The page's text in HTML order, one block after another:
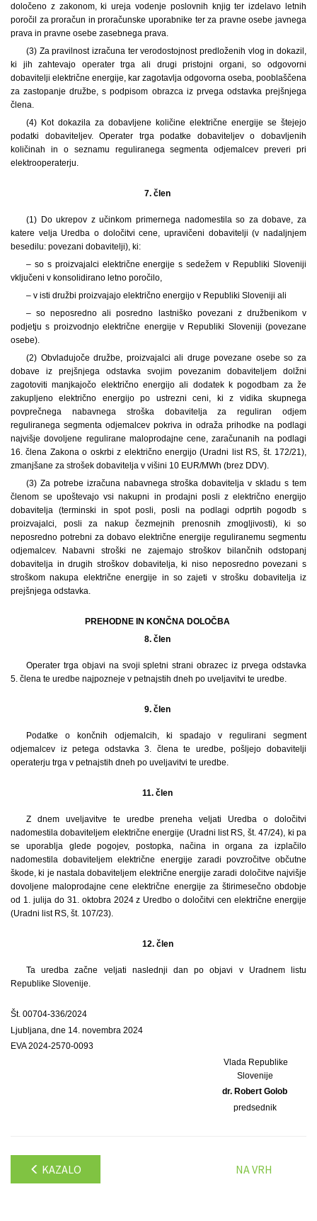
določeno z zakonom, ki ureja vodenje poslovnih knjig ter izdelavo letnih
poročil za proračun in proračunske uporabnike ter za pravne osebe javnega
prava in pravne osebe zasebnega prava.
(3) Za pravilnost izračuna ter verodostojnost predloženih vlog in dokazil,
ki jih zahtevajo operater trga ali drugi pristojni organi, so odgovorni
dobavitelji električne energije, kar zagotavlja odgovorna oseba, pooblaščena
za zastopanje družbe, s podpisom obrazca iz prvega odstavka prejšnjega
člena.
(4) Kot dokazila za dobavljene količine električne energije se štejejo
podatki dobaviteljev. Operater trga podatke dobaviteljev o dobavljenih
količinah in o seznamu reguliranega segmenta odjemalcev preveri pri
elektrooperaterju.
7. člen
(1) Do ukrepov z učinkom primernega nadomestila so za dobave, za
katere velja Uredba o določitvi cene, upravičeni dobavitelji (v nadaljnjem
besedilu: povezani dobavitelji), ki:
– so s proizvajalci električne energije s sedežem v Republiki Sloveniji
vključeni v konsolidirano letno poročilo,
– v isti družbi proizvajajo električno energijo v Republiki Sloveniji ali
– so neposredno ali posredno lastniško povezani z družbenikom v
podjetju s proizvodnjo električne energije v Republiki Sloveniji (povezane
osebe).
(2) Obvladujoče družbe, proizvajalci ali druge povezane osebe so za
dobave iz prejšnjega odstavka svojim povezanim dobaviteljem dolžni
zagotoviti manjkajočo električno energijo ali dodatek k pogodbam za že
zakupljeno električno energijo po ustrezni ceni, ki z vidika skupnega
povprečnega nabavnega stroška dobavitelja za reguliran odjem
reguliranega segmenta odjemalcev pokriva in odraža prihodke na podlagi
najvišje dovoljene regulirane maloprodajne cene, zaračunanih na podlagi
16. člena Zakona o oskrbi z električno energijo (Uradni list RS, št. 172/21),
zmanjšane za strošek dobavitelja v višini 10 EUR/MWh (brez DDV).
(3) Za potrebe izračuna nabavnega stroška dobavitelja v skladu s tem
členom se upoštevajo vsi nakupni in prodajni posli z električno energijo
dobavitelja (terminski in spot posli, posli na podlagi odprtih pogodb s
proizvajalci, posli za nakup čezmejnih prenosnih zmogljivosti), ki so
neposredno potrebni za dobavo električne energije reguliranemu segmentu
odjemalcev. Nabavni stroški ne zajemajo stroškov bilančnih odstopanj
dobavitelja in drugih stroškov dobavitelja, ki niso neposredno povezani s
stroškom nakupa električne energije in so zajeti v strošku dobavitelja iz
prejšnjega odstavka.
PREHODNE IN KONČNA DOLOČBA
8. člen
Operater trga objavi na svoji spletni strani obrazec iz prvega odstavka
5. člena te uredbe najpozneje v petnajstih dneh po uveljavitvi te uredbe.
9. člen
Podatke o končnih odjemalcih, ki spadajo v regulirani segment
odjemalcev iz petega odstavka 3. člena te uredbe, pošljejo dobavitelji
operaterju trga v petnajstih dneh po uveljavitvi te uredbe.
11. člen
Z dnem uveljavitve te uredbe preneha veljati Uredba o določitvi
nadomestila dobaviteljem električne energije (Uradni list RS, št. 47/24), ki pa
se uporablja glede pogojev, postopka, načina in organa za izplačilo
nadomestila dobaviteljem električne energije zaradi povzročitve občutne
škode, ki je nastala dobaviteljem električne energije zaradi določitve najvišje
dovoljene maloprodajne cene električne energije za štirimesečno obdobje
od 1. julija do 31. oktobra 2024 z Uredbo o določitvi cen električne energije
(Uradni list RS, št. 107/23).
12. člen
Ta uredba začne veljati naslednji dan po objavi v Uradnem listu
Republike Slovenije.
Št. 00704-336/2024
Ljubljana, dne 14. novembra 2024
EVA 2024-2570-0093
Vlada Republike
Slovenije
dr. Robert Golob
predsednik
KAZALO NA VRH